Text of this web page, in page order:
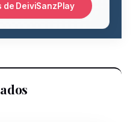
de DeiviSanzPlay